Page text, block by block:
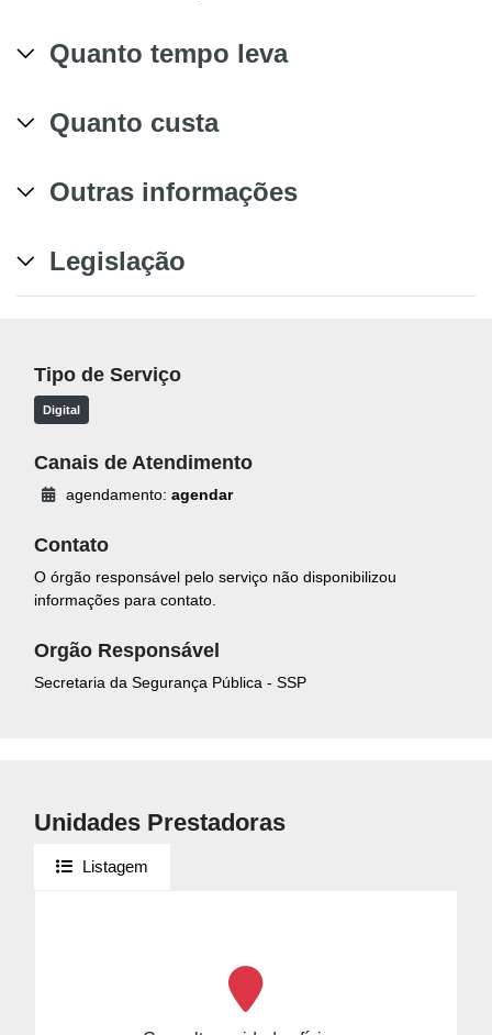
Quanto tempo leva
Quanto custa
Outras informações
Legislação
Tipo de Serviço
Digital
Canais de Atendimento
agendamento: agendar
Contato
O órgão responsável pelo serviço não disponibilizou
informações para contato.
Orgão Responsável
Secretaria da Segurança Pública - SSP
Unidades Prestadoras
Listagem